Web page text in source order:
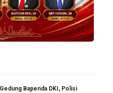
Bapenda DKI, Polisi